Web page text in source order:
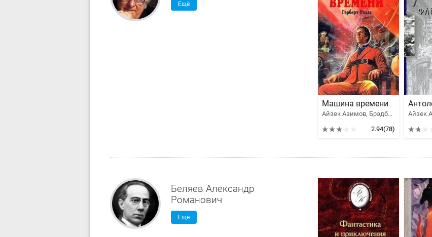
Ещё
Машина времени
Айзек Азимов, Брэдбери Рэй Дуглас, Бестер Альфред, Роберт Шекли, Уэллс Герберт Джордж, Клейн Жерар, Уиндем Джон Паркс Лукас Бейнон Харрис, Сильверберг Роберт, Кэмпбелл Джон Вуд, Генкин Валерий Исаакович, Кацура Александр Васильевич, Филипп Хосе Фармер
2.94(78)
Беляев Александр
Романович
Ещё